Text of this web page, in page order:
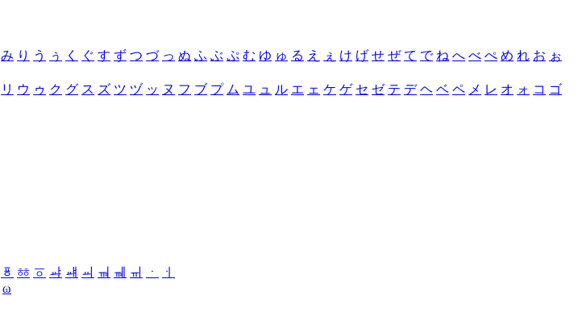
み り う ぅ く ぐ す ず つ づ っ ぬ ふ ぶ ぷ む ゆ ゅ る え ぇ け げ せ ぜ て で ね へ べ ぺ め れ お ぉ
リ ウ ゥ ク グ ス ズ ツ ヅ ッ ヌ フ ブ プ ム ユ ュ ル エ ェ ケ ゲ セ ゼ テ デ ヘ ベ ペ メ レ オ ォ コ ゴ
ㆄ ㆅ ㆆ ㆇ ㆈ ㆉ ㆊ ㆋ ㆌ ㆍ
ㆎ
ω